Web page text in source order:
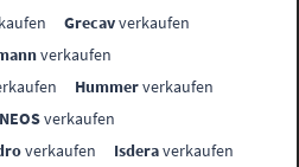
Grecavverkaufen
verkaufen
Hummerverkaufen
verkaufen
verkaufen Isderaverkaufen